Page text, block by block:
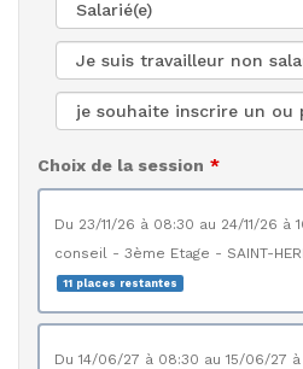
Choix de la session
du 23/11/26 à 08:30 au 24/11/26 à 16:30 - FFB 44 - Salle du
conseil - 3ème Etage - SAINT-
11 places restantes
du 14/06/27 à 08:30 au 15/06/27 à 16:30 - FFB 44 - Salle